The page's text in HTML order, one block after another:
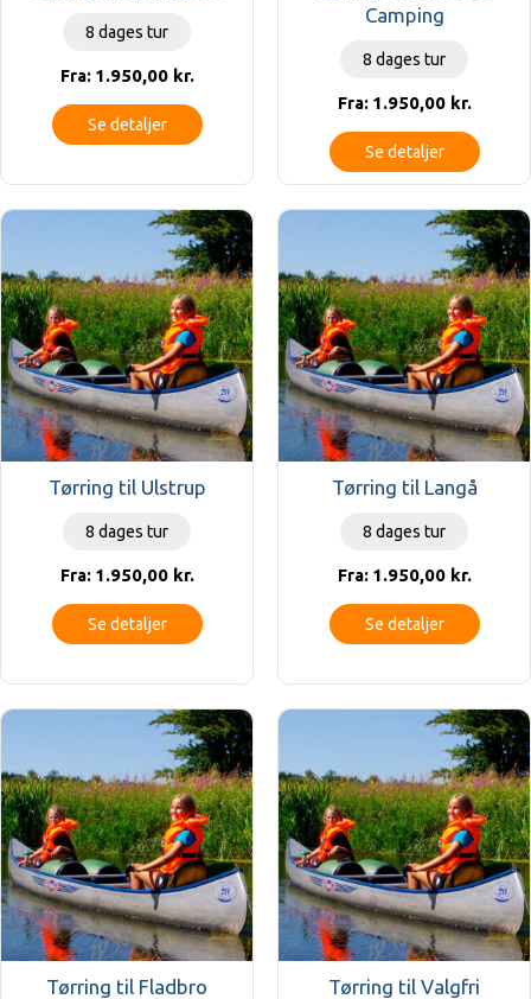
8 dages tur
Fra: 1.950,00 kr.
Se detaljer
Camping
8 dages tur
Fra: 1.950,00 kr.
Se detaljer
Tørring til Ulstrup
8 dages tur
Fra: 1.950,00 kr.
Se detaljer
Tørring til Langå
8 dages tur
Fra: 1.950,00 kr.
Se detaljer
Tørring til Fladbro
Tørring til Valgfri